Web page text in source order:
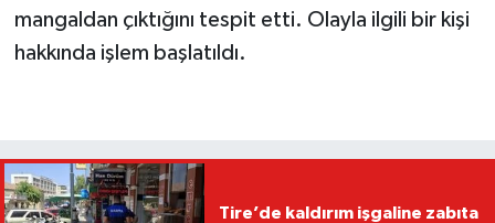
mangaldan çıktığını tespit etti. Olayla ilgili bir kişi
hakkında işlem başlatıldı.
Tire’de kaldırım işgaline zabıta